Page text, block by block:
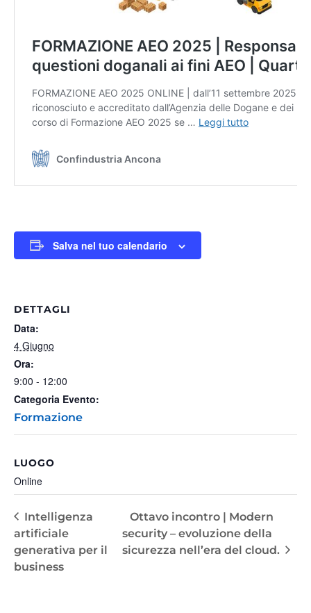
Salva nel tuo calendario
DETTAGLI
Data:
4 Giugno
Ora:
9:00 - 12:00
Categoria Evento:
Formazione
LUOGO
Online
Intelligenza
artificiale
generativa per il
business
Ottavo incontro | Modern
security – evoluzione della
sicurezza nell’era del cloud.